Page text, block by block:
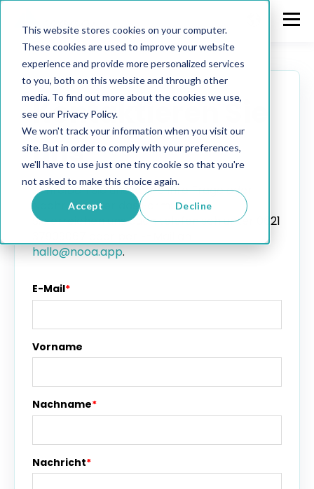
This website stores cookies on your computer.
These cookies are used to improve your website
experience and provide more personalized services
to you, both on this website and through other
media. To find out more about the cookies we use,
see our Privacy Policy.
We won't track your information when you visit our
site. But in order to comply with your preferences,
we'll have to use just one tiny cookie so that you're
not asked to make this choice again.
Accept Decline
Kontaktieren Sie
uns
Schreiben Sie uns gerne Ihre Frage oder
Nachricht über das Formular.
Sie erreichen uns auch telefonisch unter 0621
hallo@nooa.app.
E-Mail*
Vorname
Nachname*
Nachricht*